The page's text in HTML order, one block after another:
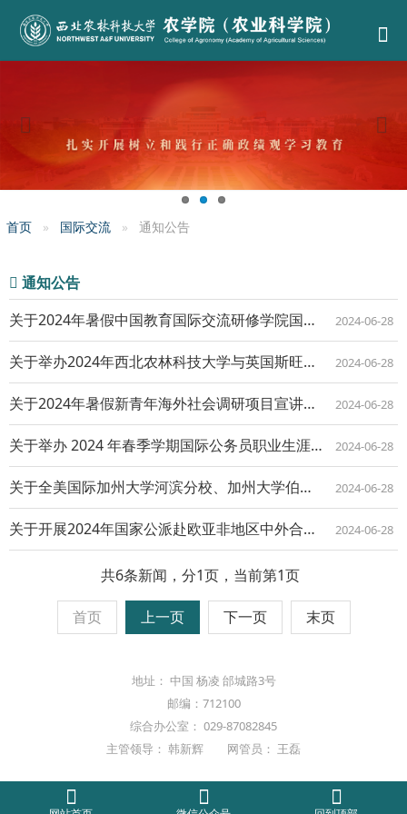
首页 国际交流 通知公告
通知公告
关于2024年暑假中国教育国际交流研修学院国际志愿者实习项目宣讲会的通知
2024-06-28
关于举办2024年西北农林科技大学与英国斯旺西大学校际合作项目宣讲会的通知 2024-06-28
关于2024年暑假新青年海外社会调研项目宣讲会的通知 2024-06-28
关于举办 2024 年春季学期国际公务员职业生涯规划讲座的通知 2024-06-28
关于全美国际加州大学河滨分校、加州大学伯克利分校交换项目宣讲会的通知 2024-06-28
关于开展2024年国家公派赴欧亚非地区中外合作奖学金在线宣讲活动的通知 2024-06-28
共6条新闻，分1页，当前第1页
首页 上一页 下一页 末页
地址： 中国 杨凌 邰城路3号
邮编：712100
综合办公室： 029-87082845
主管领导： 韩新辉 网管员： 王磊